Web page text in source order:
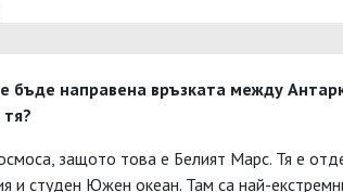
бъде направена връзката между
защото това е Белият Марс. Тя е
и студен Южен океан. Там са най-